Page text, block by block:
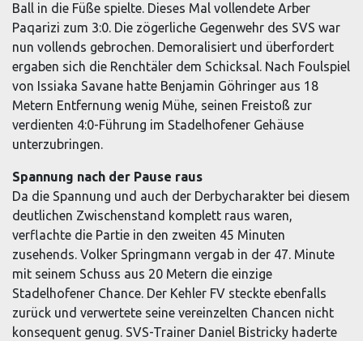
Ball in die Füße spielte. Dieses Mal vollendete Arber
Paqarizi zum 3:0. Die zögerliche Gegenwehr des SVS war
nun vollends gebrochen. Demoralisiert und überfordert
ergaben sich die Renchtäler dem Schicksal. Nach Foulspiel
von Issiaka Savane hatte Benjamin Göhringer aus 18
Metern Entfernung wenig Mühe, seinen Freistoß zur
verdienten 4:0-Führung im Stadelhofener Gehäuse
unterzubringen.
Spannung nach der Pause raus
Da die Spannung und auch der Derbycharakter bei diesem
deutlichen Zwischenstand komplett raus waren,
verflachte die Partie in den zweiten 45 Minuten
zusehends. Volker Springmann vergab in der 47. Minute
mit seinem Schuss aus 20 Metern die einzige
Stadelhofener Chance. Der Kehler FV steckte ebenfalls
zurück und verwertete seine vereinzelten Chancen nicht
konsequent genug. SVS-Trainer Daniel Bistricky haderte